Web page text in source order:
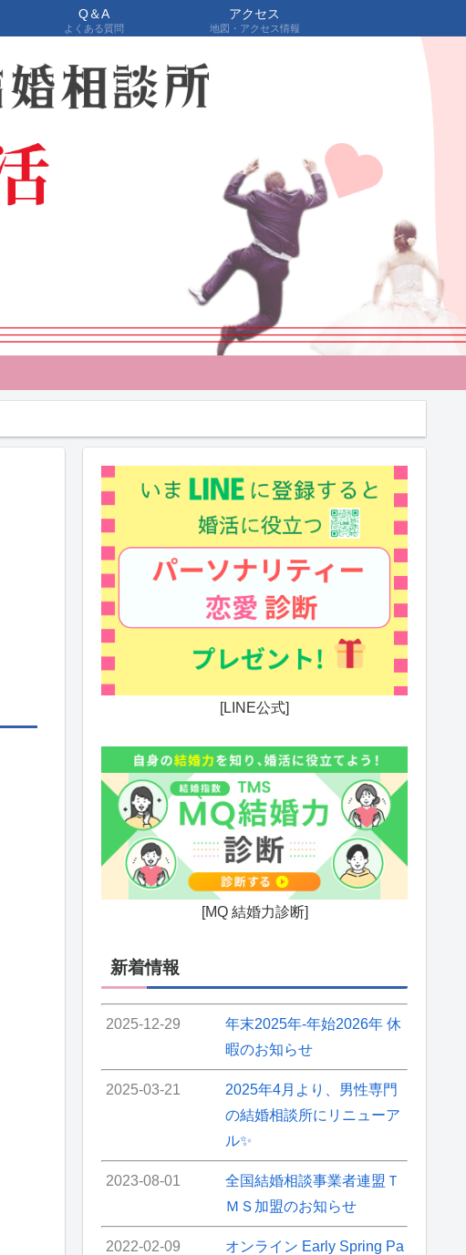
Q＆A
よくある質問
アクセス
地図・アクセス情報
[LINE公式]
[MQ 結婚力診断]
新着情報
2025-12-29
年末2025年-年始2026年 休
暇のお知らせ
2025-03-21
2025年4月より、男性専門
の結婚相談所にリニューア
ル✨
2023-08-01
全国結婚相談事業者連盟Ｔ
ＭＳ加盟のお知らせ
2022-02-09
オンライン Early Spring Pa